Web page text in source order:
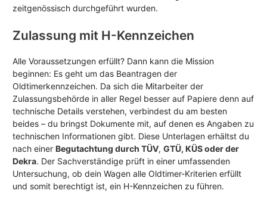
zeitgenössisch durchgeführt wurden.
Zulassung mit H-Kennzeichen
Alle Voraussetzungen erfüllt? Dann kann die Mission
beginnen: Es geht um das Beantragen der
Oldtimerkennzeichen. Da sich die Mitarbeiter der
Zulassungsbehörde in aller Regel besser auf Papiere denn auf
technische Details verstehen, verbindest du am besten
beides – du bringst Dokumente mit, auf denen es Angaben zu
technischen Informationen gibt. Diese Unterlagen erhältst du
nach einer Begutachtung durch TÜV, GTÜ, KÜS oder der
Dekra. Der Sachverständige prüft in einer umfassenden
Untersuchung, ob dein Wagen alle Oldtimer-Kriterien erfüllt
und somit berechtigt ist, ein H-Kennzeichen zu führen.